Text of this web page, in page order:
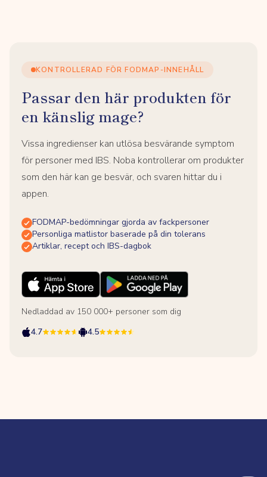
KONTROLLERAD FÖR FODMAP-INNEHÅLL
Passar den här produkten för
en känslig mage?
Vissa ingredienser kan utlösa besvärande symptom
för personer med IBS. Noba kontrollerar om produkter
som den här kan ge besvär, och svaren hittar du i
appen.
FODMAP-bedömningar gjorda av fackpersoner
Personliga matlistor baserade på din tolerans
Artiklar, recept och IBS-dagbok
Nedladdad av 150 000+ personer som dig
4.7
4.5